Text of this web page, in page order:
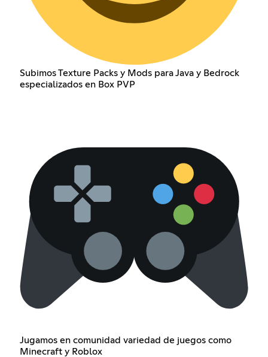
Subimos Texture Packs y Mods para Java y Bedrock
especializados en Box PVP
Jugamos en comunidad variedad de juegos como
Minecraft y Roblox